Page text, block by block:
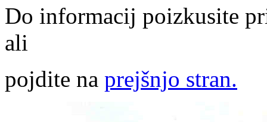
Do informacij poizkusite
ali
pojdite na prejšnjo stran.